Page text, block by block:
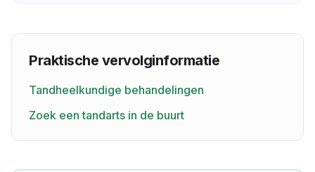
Praktische vervolginformatie
Tandheelkundige behandelingen
Zoek een tandarts in de buurt